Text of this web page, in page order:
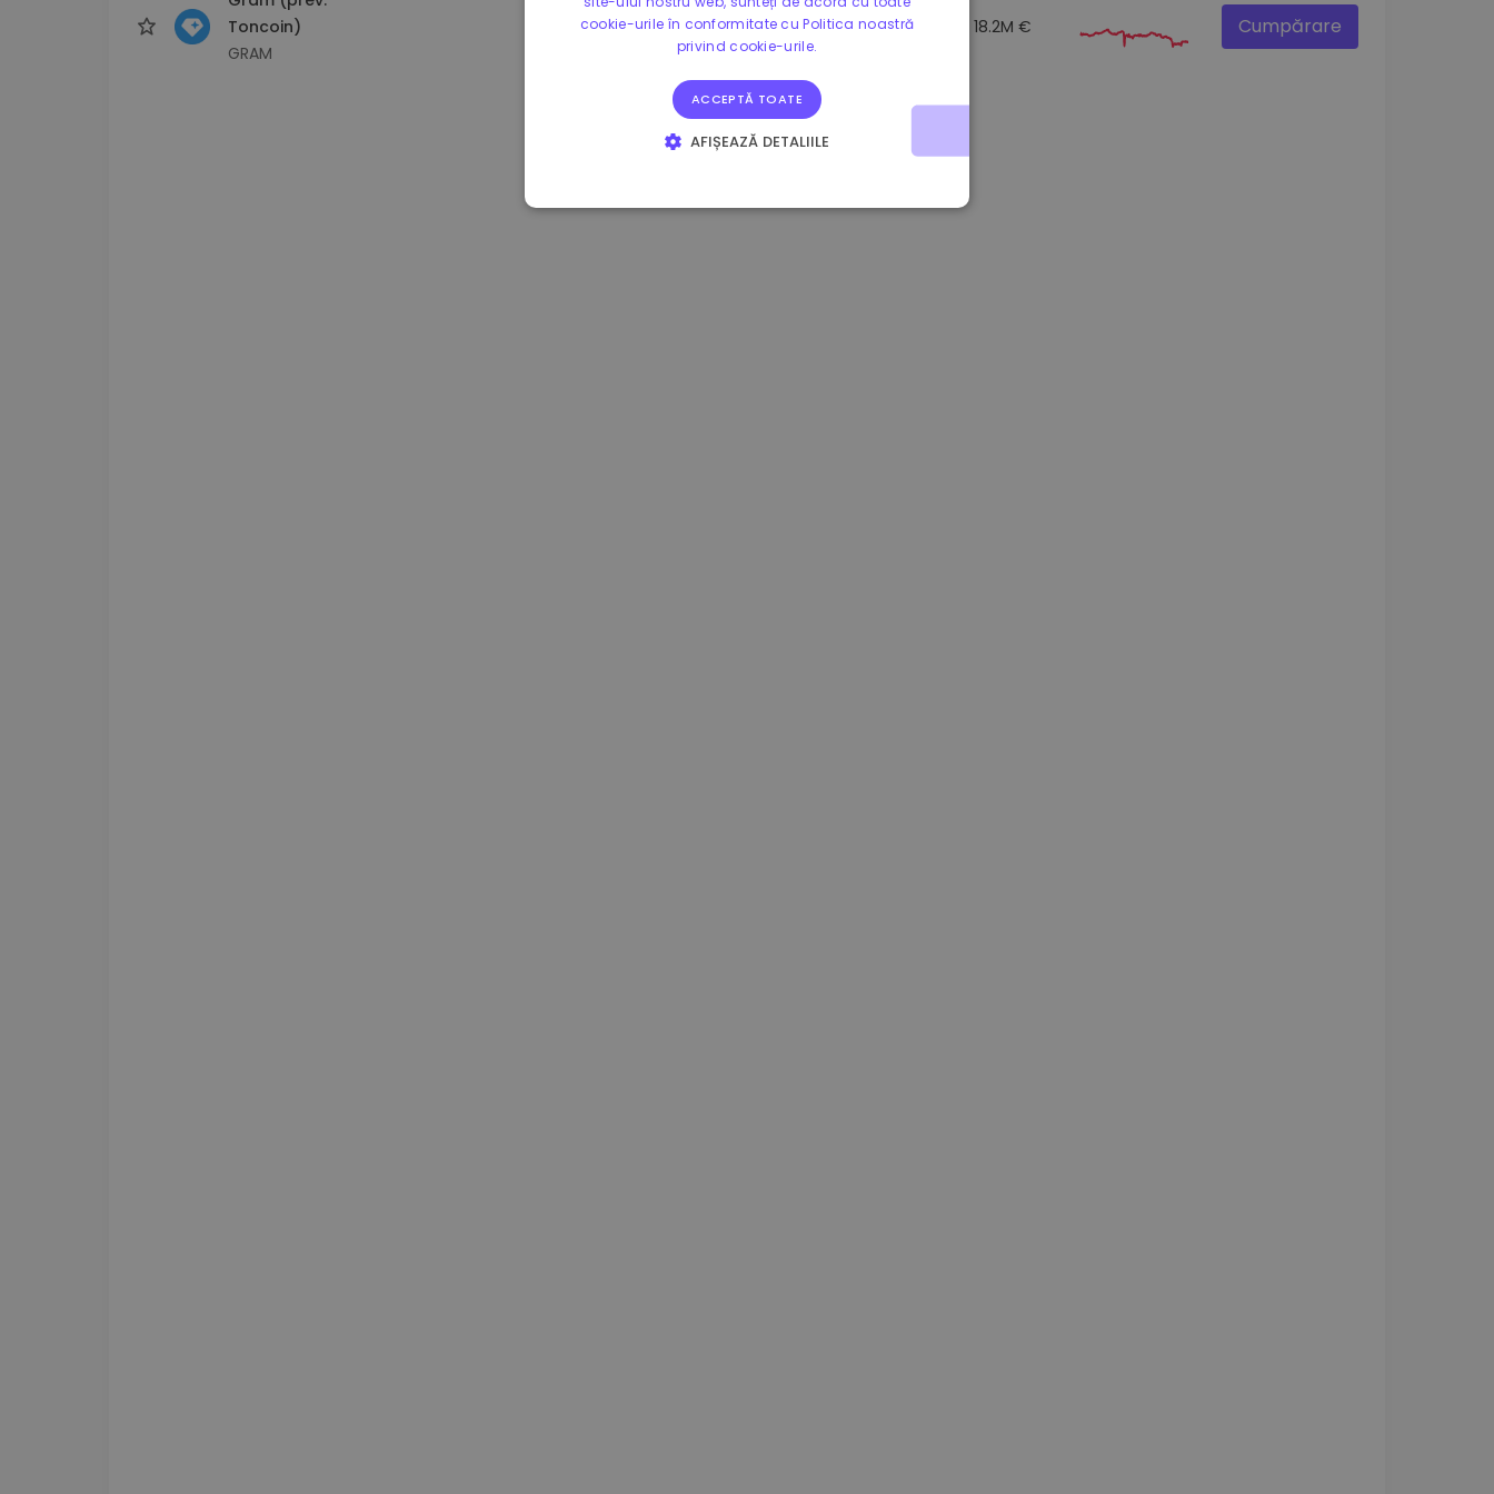
Toncoin)
GRAM
1.170000 € +2.60% 3.2B € 18.2M € Cumpărare
cookie-urile în conformitate cu Politica noastră
privind cookie-urile.
ACCEPTĂ TOATE
AFIȘEAZĂ DETALIILE